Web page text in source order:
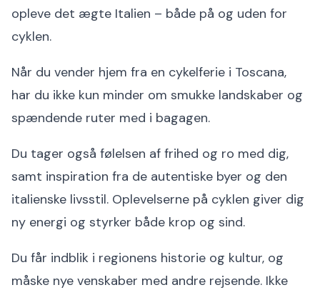
opleve det ægte Italien – både på og uden for
cyklen.
Når du vender hjem fra en cykelferie i Toscana,
har du ikke kun minder om smukke landskaber og
spændende ruter med i bagagen.
Du tager også følelsen af frihed og ro med dig,
samt inspiration fra de autentiske byer og den
italienske livsstil. Oplevelserne på cyklen giver dig
ny energi og styrker både krop og sind.
Du får indblik i regionens historie og kultur, og
måske nye venskaber med andre rejsende. Ikke